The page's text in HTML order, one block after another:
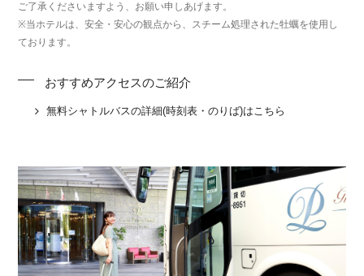
ご了承くださいますよう、お願い申しあげます。
※当ホテルは、安全・安心の観点から、スチーム処理された牡蠣を使用し
ております。
おすすめアクセスのご紹介
無料シャトルバスの詳細(時刻表・のりば)はこちら